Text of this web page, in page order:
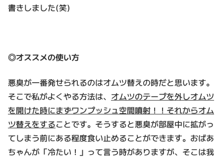
書きしました(笑)
◎オススメの使い方
悪臭が一番発せられるのはオムツ替えの時だと思います。
そこで私がよくやる方法は、 オムツのテープを外しオムツ
を開けた時にまずワンプッシュ空間噴射！！それからオム
ツ替えをすることです。そうすると悪臭が部屋中に拡がっ
てしまう前にある程度食い止めることができます。おばあ
ちゃんが「冷たい！」って言う時がありますが、そこは我